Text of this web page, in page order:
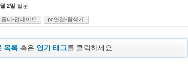
2일 질문
폴더-업데이트 pc연결-탐색기
목록 혹은 인기 태그를 클릭하세요.